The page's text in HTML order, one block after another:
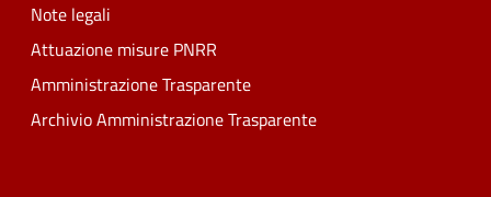
Note legali
Attuazione misure PNRR
Amministrazione Trasparente
Archivio Amministrazione Trasparente